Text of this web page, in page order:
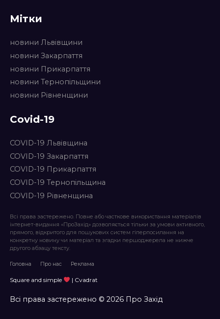
Мітки
новини Львівщини
новини Закарпаття
новини Прикарпаття
новини Тернопільщини
новини Рівненщини
Covid-19
COVID-19 Львівщина
COVID-19 Закарпаття
COVID-19 Прикарпаття
COVID-19 Тернопільщина
COVID-19 Рівненщина
Всі права застережено. Повне або часткове використання матеріалів
інтернет-видання «ПроЗахід» дозволяється тільки за умови активного,
прямого, відкритого для пошукових систем гіперпосилання на
конкретну новину чи матеріал та згадки першоджерела не нижче
другого абзацу тексту.
Головна Про нас Реклама
Square and simple | Cvadrat
Всі права застережено © 2026 Про Захід